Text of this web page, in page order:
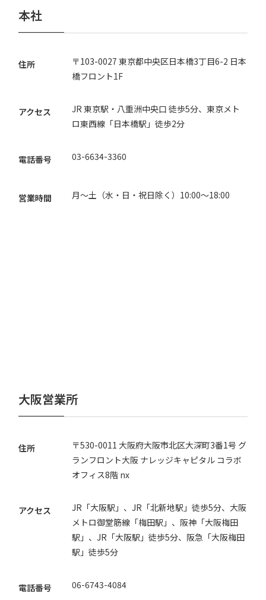
本社
住所
〒103-0027 東京都中央区日本橋3丁目6-2 日本
橋フロント1F
アクセス
JR 東京駅・八重洲中央口 徒歩5分、東京メト
ロ東西線「日本橋駅」徒歩2分
電話番号 03-6634-3360
営業時間 月〜土（水・日・祝日除く）10:00〜18:00
大阪営業所
住所
〒530-0011 大阪府大阪市北区大深町3番1号 グ
ランフロント大阪 ナレッジキャピタル コラボ
オフィス8階 nx
アクセス
JR「大阪駅」、JR「北新地駅」徒歩5分、大阪
メトロ御堂筋線「梅田駅」、阪神「大阪梅田
駅」、JR「大阪駅」徒歩5分、阪急「大阪梅田
駅」徒歩5分
電話番号 06-6743-4084